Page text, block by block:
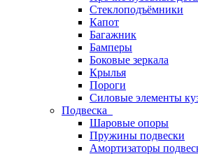
Стеклоподъёмники
Капот
Багажник
Бамперы
Боковые зеркала
Крылья
Пороги
Силовые элементы
Подвеска
Шаровые опоры
Пружины подвески
Амортизаторы